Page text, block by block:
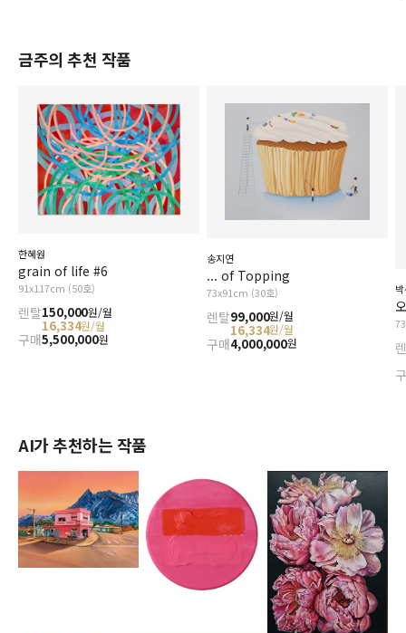
금주의 추천 작품
한혜원
grain of life #6
91x117cm (50호)
렌탈150,000원/월
16,334원/월
구매5,500,000원
송지연
... of Topping
73x91cm (30호)
렌탈99,000원/월
16,334원/월
구매4,000,000원
AI가 추천하는 작품